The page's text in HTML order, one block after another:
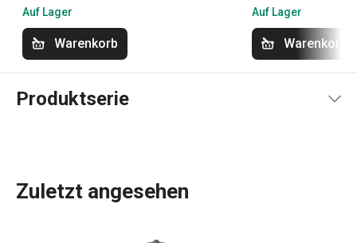
Auf Lager
Warenkorb
Auf Lager
Warenkorb
Produktserie
Zuletzt angesehen